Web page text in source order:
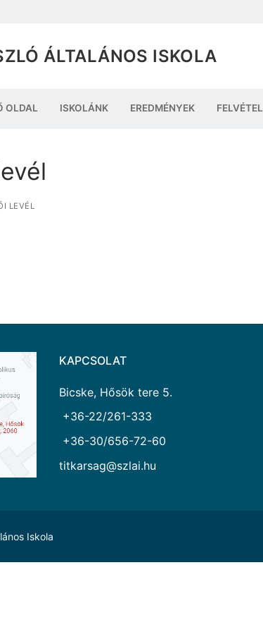
ÁLTALÁNOS ISKOLA
OLDAL ISKOLÁNK EREDMÉNYEK FELVÉTEL
LEVÉL
KAPCSOLAT
Bicske, Hősök tere 5.
+36-22/261-333
+36-30/656-72-60
titkarsag@szlai.hu
Iskola